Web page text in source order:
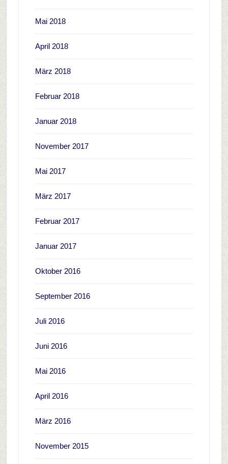
Mai 2018
April 2018
März 2018
Februar 2018
Januar 2018
November 2017
Mai 2017
März 2017
Februar 2017
Januar 2017
Oktober 2016
September 2016
Juli 2016
Juni 2016
Mai 2016
April 2016
März 2016
November 2015